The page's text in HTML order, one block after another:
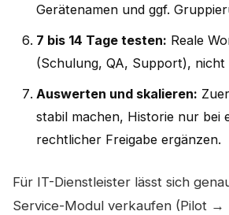
Gerätenamen und ggf.
7 bis 14 Tage testen: Reale
(Schulung, QA, Support), nicht
Auswerten und skalieren:
stabil machen, Historie nur bei
rechtlicher Freigabe ergänzen.
Für IT-Dienstleister lässt sich
Service-Modul verkaufen (Pilot →